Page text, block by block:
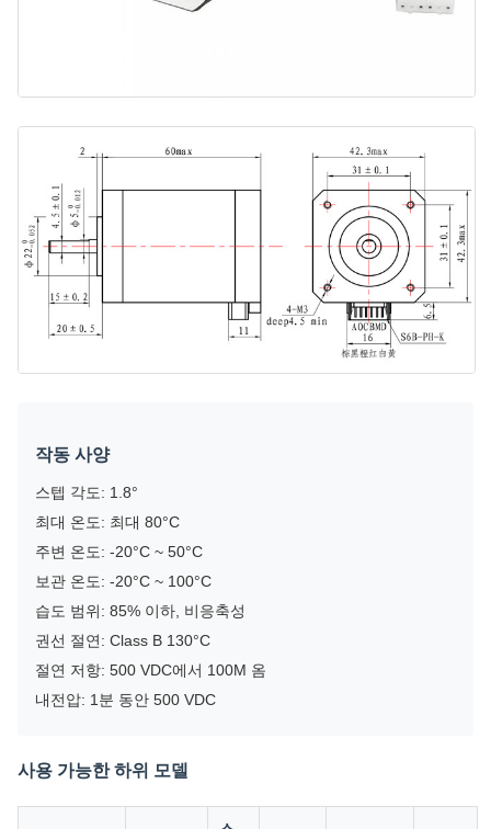
작동 사양
스텝 각도: 1.8°
최대 온도: 최대 80°C
주변 온도: -20°C ~ 50°C
보관 온도: -20°C ~ 100°C
습도 범위: 85% 이하, 비응축성
권선 절연: Class B 130°C
절연 저항: 500 VDC에서 100M 옴
내전압: 1분 동안 500 VDC
사용 가능한 하위 모델